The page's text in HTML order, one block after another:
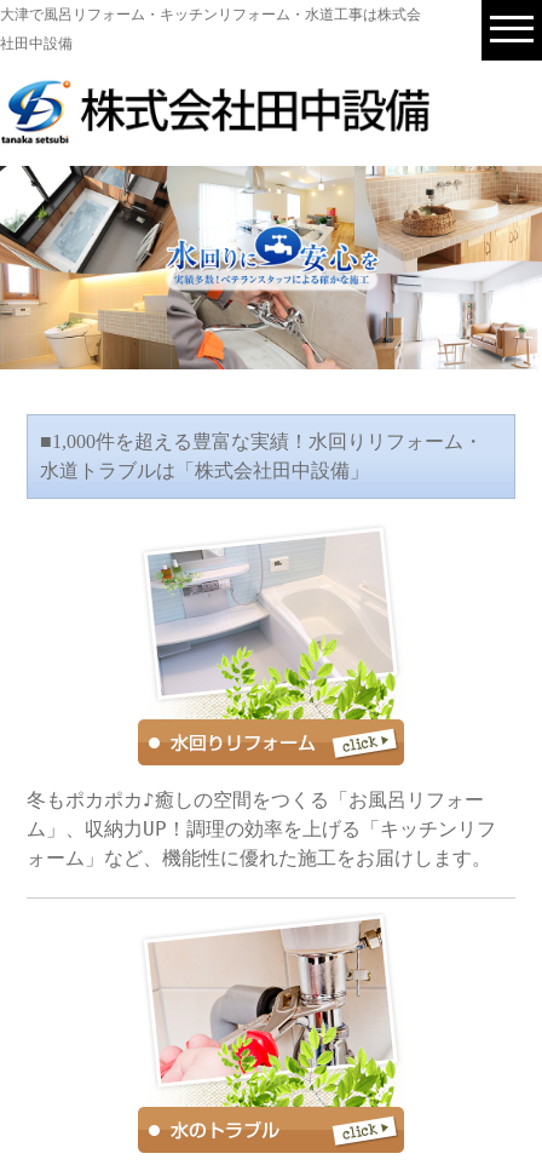
大津で風呂リフォーム・キッチンリフォーム・水道工事は株式会
社田中設備
■1,000件を超える豊富な実績！水回りリフォーム・
水道トラブルは「株式会社田中設備」
冬もポカポカ♪癒しの空間をつくる「お風呂リフォー
ム」、収納力UP！調理の効率を上げる「キッチンリフ
ォーム」など、機能性に優れた施工をお届けします。